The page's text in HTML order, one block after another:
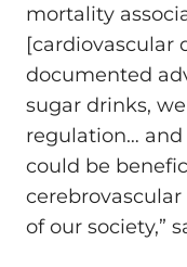
mortality
[cardiovascular
documented
sugar drinks,
regulation…
could be
of our society,”